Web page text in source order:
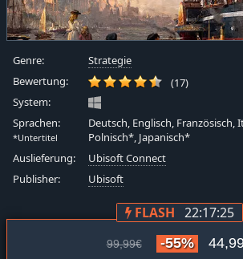
Genre:
Strategie
Bewertung:
(17)
System:
Sprachen:
*Untertitel
Deutsch, Englisch, Französisch,
Polnisch*, Japanisch*
Auslieferung:
Ubisoft Connect
Publisher:
Ubisoft
FLASH 22:17:24
99,99€ -55%